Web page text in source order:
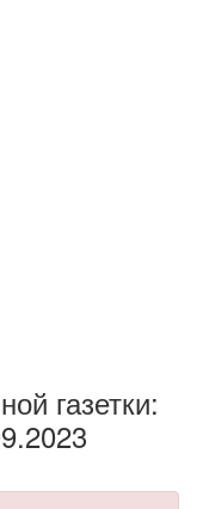
газетки: